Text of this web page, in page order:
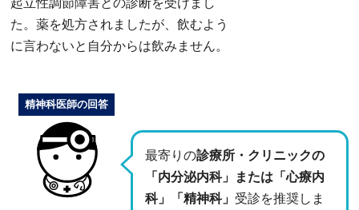
起立性調節障害との診断を受けまし
た。薬を処方されましたが、飲むよう
に言わないと自分からは飲みません。
最寄りの診療所・クリニックの
「内分泌内科」または「心療内
科」「精神科」 受診を推奨しま
精神科医師の回答